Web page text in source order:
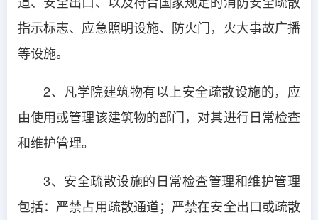
指示标志、应急照明设施、防火门，火大事故广播
等设施。
2、凡学院建筑物有以上安全疏散设施的，应
由使用或管理该建筑物的部门，对其进行日常检查
和维护管理。
3、安全疏散设施的日常检查管理和维护管理
包括：严禁占用疏散通道；严禁在安全出口或疏散